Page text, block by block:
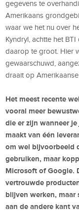
gegevens te
Amerikaans
waar we het nu over
Kyndryl, achtte het BTI
daarop te groot. Hier
gewaarschuwd,
draait op Amerikaanse
Het meest recente
vooral meer
die er zijn wanneer
maakt vanéén
om wel bijvoorbeeld
gebruiken, maar
Microsoft of Google.
vertrouwde
blijven werken, maar
aan de andere kant